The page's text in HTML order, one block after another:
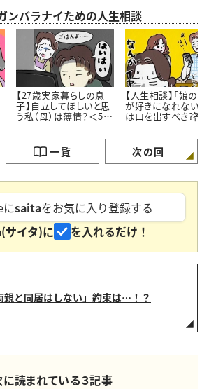
ンバラナイための人生相談
【27歳実家暮らしの息
子】自立してほしいと思
う私（母）は薄情？＜50
【人生相談】「娘の
が好きになれない…
は口を出すべき?答
一覧 次の回
saitaをお気に入り登録する
イタ)に
を入れるだけ！
親と同居はしない」約束は…！？
読まれている３記事